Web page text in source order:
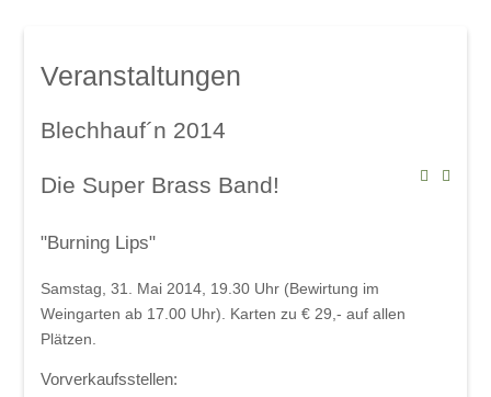
Veranstaltungen
Blechhauf´n 2014
Die Super Brass Band!
"Burning Lips"
Samstag, 31. Mai 2014, 19.30 Uhr (Bewirtung im
Weingarten ab 17.00 Uhr). Karten zu € 29,- auf allen
Plätzen.
Vorverkaufsstellen: